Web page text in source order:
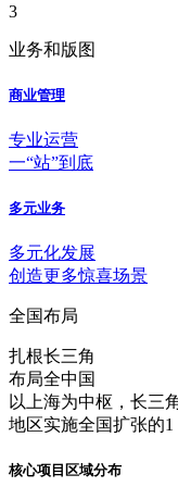
3
业务和版图
商业管理
专业运营
一“站”到底
多元业务
多元化发展
创造更多惊喜场景
全国布局
扎根长三角
布局全中国
以上海为中枢，长三
地区实施全国扩张的1
核心项目区域分布